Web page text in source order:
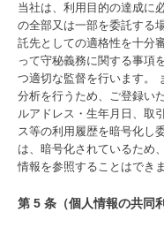
当社は、利用目的の達成に
の全部又は一部を委託する
託先としての適格性を十分
って守秘義務に関する事項
つ適切な監督を行います。
分析を行うため、ご登録い
ルアドレス・生年月日、取
ス等の利用履歴を暗号化し
は、暗号化されているため
情報を参照することはできま
第 5 条（個人情報の共同利